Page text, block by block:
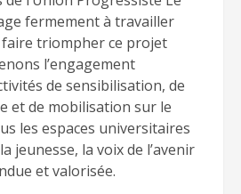
fermement à travailler
triompher ce projet
l’engagement
de sensibilisation, de
et de mobilisation sur le
les espaces universitaires
jeunesse, la voix de l’avenir
et valorisée.